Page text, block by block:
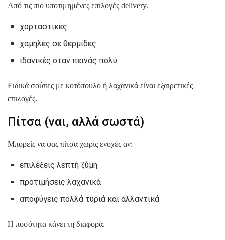
Από τις πιο υποτιμημένες επιλογές delivery.
χορταστικές
χαμηλές σε θερμίδες
ιδανικές όταν πεινάς πολύ
Ειδικά σούπες με κοτόπουλο ή λαχανικά είναι εξαιρετικές
επιλογές.
Πίτσα (ναι, αλλά σωστά)
Μπορείς να φας πίτσα χωρίς ενοχές αν:
επιλέξεις λεπτή ζύμη
προτιμήσεις λαχανικά
αποφύγεις πολλά τυριά και αλλαντικά
Η ποσότητα κάνει τη διαφορά.